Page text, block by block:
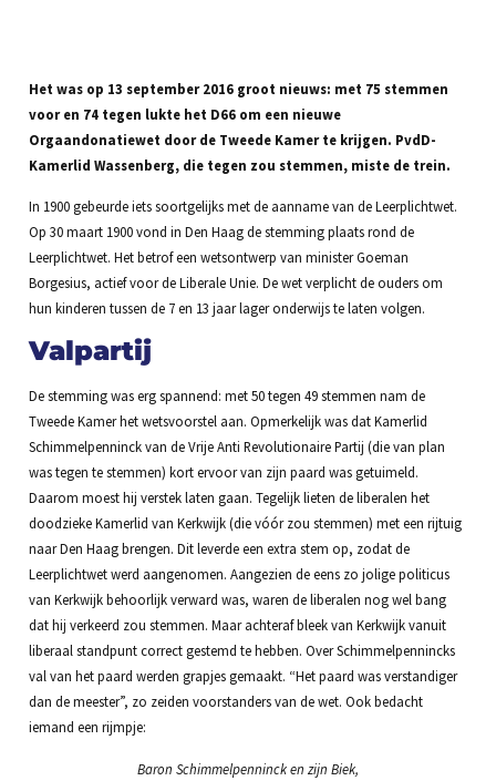
Het was op 13 september 2016 groot nieuws: met 75 stemmen
voor en 74 tegen lukte het D66 om een nieuwe
Orgaandonatiewet door de Tweede Kamer te krijgen. PvdD-
Kamerlid Wassenberg, die tegen zou stemmen, miste de trein.
In 1900 gebeurde iets soortgelijks met de aanname van de Leerplichtwet.
Op 30 maart 1900 vond in Den Haag de stemming plaats rond de
Leerplichtwet. Het betrof een wetsontwerp van minister Goeman
Borgesius, actief voor de Liberale Unie. De wet verplicht de ouders om
hun kinderen tussen de 7 en 13 jaar lager onderwijs te laten volgen.
Valpartij
De stemming was erg spannend: met 50 tegen 49 stemmen nam de
Tweede Kamer het wetsvoorstel aan. Opmerkelijk was dat Kamerlid
Schimmelpenninck van de Vrije Anti Revolutionaire Partij (die van plan
was tegen te stemmen) kort ervoor van zijn paard was getuimeld.
Daarom moest hij verstek laten gaan. Tegelijk lieten de liberalen het
doodzieke Kamerlid van Kerkwijk (die vóór zou stemmen) met een rijtuig
naar Den Haag brengen. Dit leverde een extra stem op, zodat de
Leerplichtwet werd aangenomen. Aangezien de eens zo jolige politicus
van Kerkwijk behoorlijk verward was, waren de liberalen nog wel bang
dat hij verkeerd zou stemmen. Maar achteraf bleek van Kerkwijk vanuit
liberaal standpunt correct gestemd te hebben. Over Schimmelpennincks
val van het paard werden grapjes gemaakt. “Het paard was verstandiger
dan de meester”, zo zeiden voorstanders van de wet. Ook bedacht
iemand een rijmpje:
Baron Schimmelpenninck en zijn Biek,